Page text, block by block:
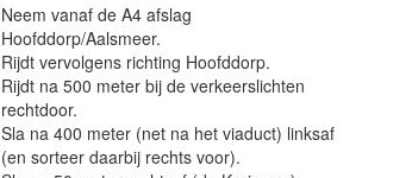
Neem vanaf de A4 afslag
Hoofddorp/Aalsmeer.
Rijdt vervolgens richting Hoofddorp.
Rijdt na 500 meter bij de verkeerslichten
rechtdoor.
Sla na 400 meter (net na het viaduct) linksaf
(en sorteer daarbij rechts voor).